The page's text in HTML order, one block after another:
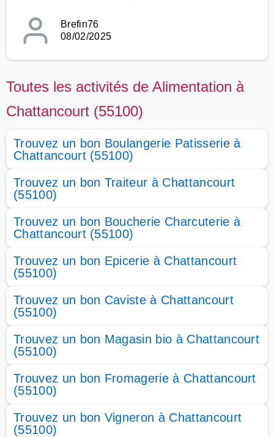
Brefin76
08/02/2025
Toutes les activités de Alimentation à
Chattancourt (55100)
Trouvez un bon Boulangerie Patisserie à
Chattancourt (55100)
Trouvez un bon Traiteur à Chattancourt
(55100)
Trouvez un bon Boucherie Charcuterie à
Chattancourt (55100)
Trouvez un bon Epicerie à Chattancourt
(55100)
Trouvez un bon Caviste à Chattancourt
(55100)
Trouvez un bon Magasin bio à Chattancourt
(55100)
Trouvez un bon Fromagerie à Chattancourt
(55100)
Trouvez un bon Vigneron à Chattancourt
(55100)